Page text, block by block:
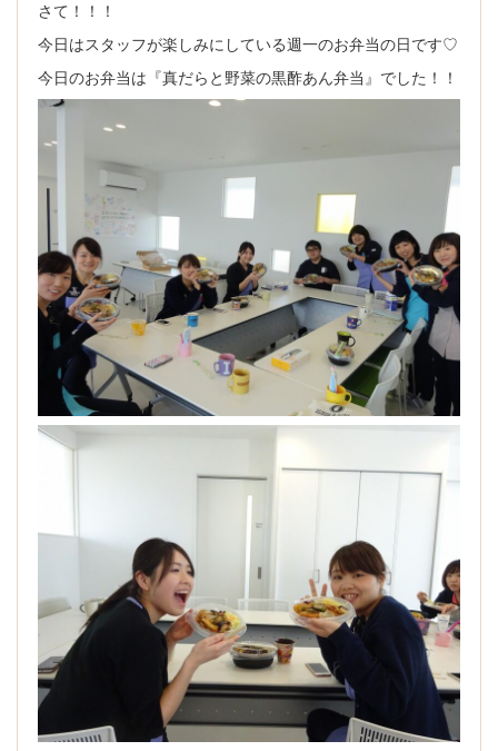
さて！！！
今日はスタッフが楽しみにしている週一のお弁当の日です♡
今日のお弁当は『真だらと野菜の黒酢あん弁当』でした！！